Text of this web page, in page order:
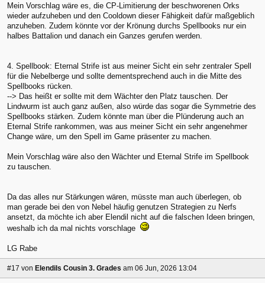
Mein Vorschlag wäre es, die CP-Limitierung der beschworenen Orks
wieder aufzuheben und den Cooldown dieser Fähigkeit dafür maßgeblich
anzuheben. Zudem könnte vor der Krönung durchs Spellbooks nur ein
halbes Battalion und danach ein Ganzes gerufen werden.
4. Spellbook: Eternal Strife ist aus meiner Sicht ein sehr zentraler Spell
für die Nebelberge und sollte dementsprechend auch in die Mitte des
Spellbooks rücken.
--> Das heißt er sollte mit dem Wächter den Platz tauschen. Der
Lindwurm ist auch ganz außen, also würde das sogar die Symmetrie des
Spellbooks stärken. Zudem könnte man über die Plünderung auch an
Eternal Strife rankommen, was aus meiner Sicht ein sehr angenehmer
Change wäre, um den Spell im Game präsenter zu machen.
Mein Vorschlag wäre also den Wächter und Eternal Strife im Spellbook
zu tauschen.
Da das alles nur Stärkungen wären, müsste man auch überlegen, ob
man gerade bei den von Nebel häufig genutzen Strategien zu Nerfs
ansetzt, da möchte ich aber Elendil nicht auf die falschen Ideen bringen,
weshalb ich da mal nichts vorschlage
LG Rabe
#17 von Elendils Cousin 3. Grades am 06 Jun, 2026 13:04